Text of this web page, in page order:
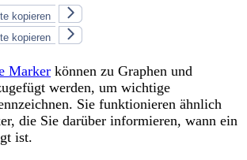
kopieren
kopieren
Marker können zu Graphen und
werden, um wichtige
Sie funktionieren ähnlich
die Sie darüber informieren, wann ein
ist.